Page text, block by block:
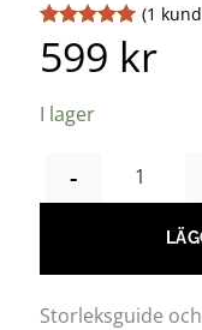
Betygsatt 5
av 5
1
(1
599 kr
I lager
COWBOYHATT
Storleksguide